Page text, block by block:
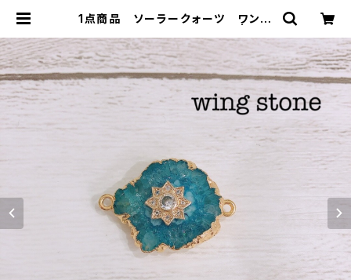
1点商品 ソーラークォーツ ワンポ
g stone ウィングストーン